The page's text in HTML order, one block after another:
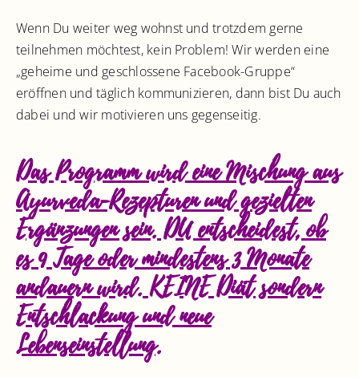
Wenn Du weiter weg wohnst und trotzdem gerne
teilnehmen möchtest, kein Problem! Wir werden eine
„geheime und geschlossene Facebook-Gruppe“
eröffnen und täglich kommunizieren, dann bist Du auch
dabei und wir motivieren uns gegenseitig.
Das Programm wird eine Mischung aus
Ayurveda-Rezepturen und gezielten
Ergänzungen sein. DU entscheidest, ob
es 9 Tage oder mindestens 3 Monate
andauern wird. KEINE Diät sondern
Entschlackung und neue
Lebenseinstellung.